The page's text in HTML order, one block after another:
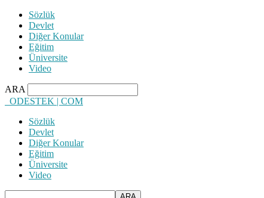
Sözlük
Devlet
Diğer Konular
Eğitim
Üniversite
Video
ARA
ODESTEK | COM
Sözlük
Devlet
Diğer Konular
Eğitim
Üniversite
Video